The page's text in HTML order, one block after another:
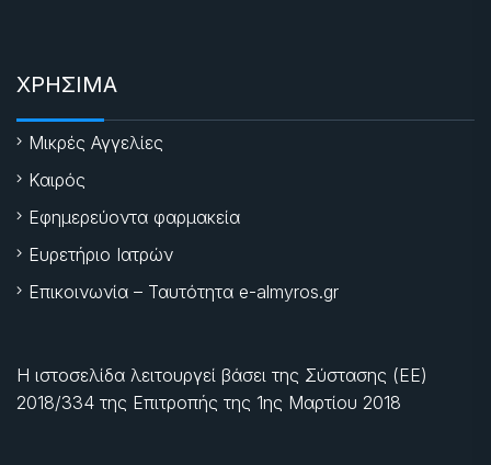
ΧΡΗΣΙΜΑ
Μικρές Αγγελίες
Καιρός
Εφημερεύοντα φαρμακεία
Ευρετήριο Ιατρών
Επικοινωνία – Ταυτότητα e-almyros.gr
Η ιστοσελίδα λειτουργεί βάσει της Σύστασης (ΕΕ)
2018/334 της Επιτροπής της 1ης Μαρτίου 2018